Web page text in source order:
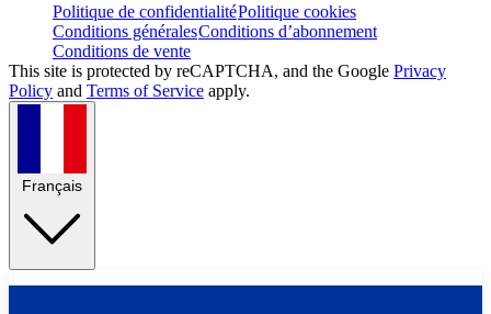
Politique de confidentialitéPolitique cookies
Conditions généralesConditions d’abonnement
Conditions de vente
This site is protected by reCAPTCHA, and the Google Privacy
Policy and Terms of Service apply.
Français